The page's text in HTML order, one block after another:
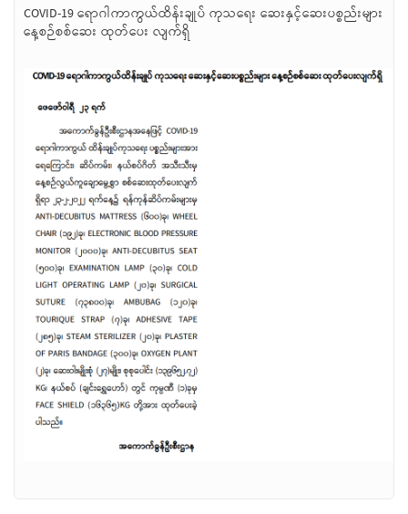
COVID-19 ရောဂါကာကွယ်ထိန်းချုပ် ကုသရေး ဆေးနှင့်ဆေးပစ္စည်းများ
နေ့စဉ်စစ်ဆေး ထုတ်ပေး လျက်ရှိ